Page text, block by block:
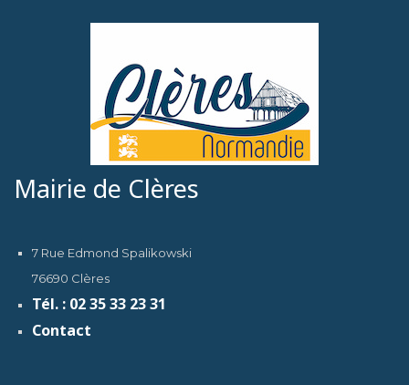
Mairie de Clères
7 Rue Edmond Spalikowski
76690 Clères
Tél. : 02 35 33 23 31
Contact